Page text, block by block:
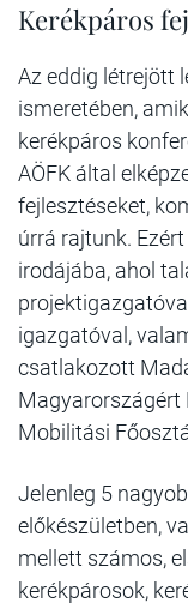
Kerékpáros
Az eddig létrejött
ismeretében,
kerékpáros
AÖFK által
fejlesztéseket,
úrrá rajtunk.
irodájába, ahol
igazgatóval,
csatlakozott
Magyarországért
Mobilitási
Jelenleg 5
előkészületben,
mellett számos,
kerékpárosok,